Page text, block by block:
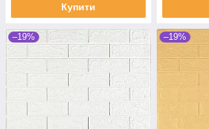
Купити
–19% –19%